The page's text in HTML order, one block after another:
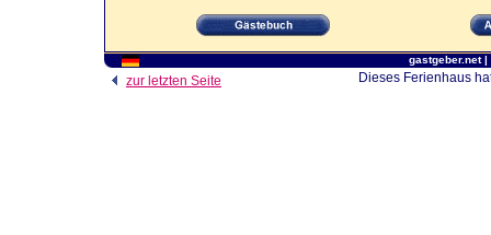
gastgeber.net|
zur letzten Seite Dieses Ferienhaus